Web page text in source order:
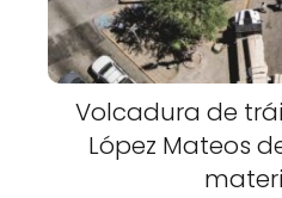
Volcadura de
López Mateos